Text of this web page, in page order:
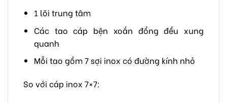
1 lõi trung tâm
Các tao cáp bện xoắn đồng đều xung
quanh
Mỗi tao gồm 7 sợi inox có đường kính nhỏ
So với cáp inox 7×7: